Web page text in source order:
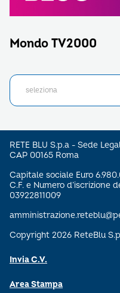
Mondo TV2000
RETE BLU S.p.a - Sede
CAP 00165 Roma
Capitale sociale Euro
C.F. e Numero d’iscrizione
03922811009
Copyright 2026 ReteBlu
Invia C.V.
Area Stampa